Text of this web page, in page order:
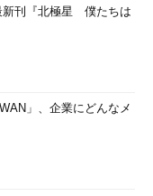
新刊『北極星 僕たちは
」、企業にどんなメ